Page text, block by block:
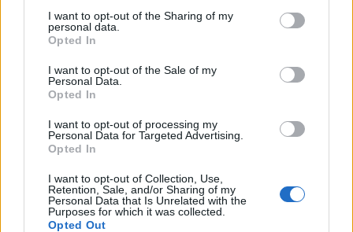
I want to opt-out of the Sharing of my
personal data.
Opted In
I want to opt-out of the Sale of my
Personal Data.
Opted In
I want to opt-out of processing my
Personal Data for Targeted Advertising.
Opted In
I want to opt-out of Collection, Use,
Retention, Sale, and/or Sharing of my
Personal Data that Is Unrelated with the
Purposes for which it was collected.
Opted Out
Τσιμπηδάκι φρυδιών (για να βγάλετε
αγκάθια από αχινούς ή κεντρί μέλισσας)
Αντιβακτηριακά μαντηλάκια χεριών και
αλκοολούχο απολυμαντικό χεριών
Φωτογραφία iStock